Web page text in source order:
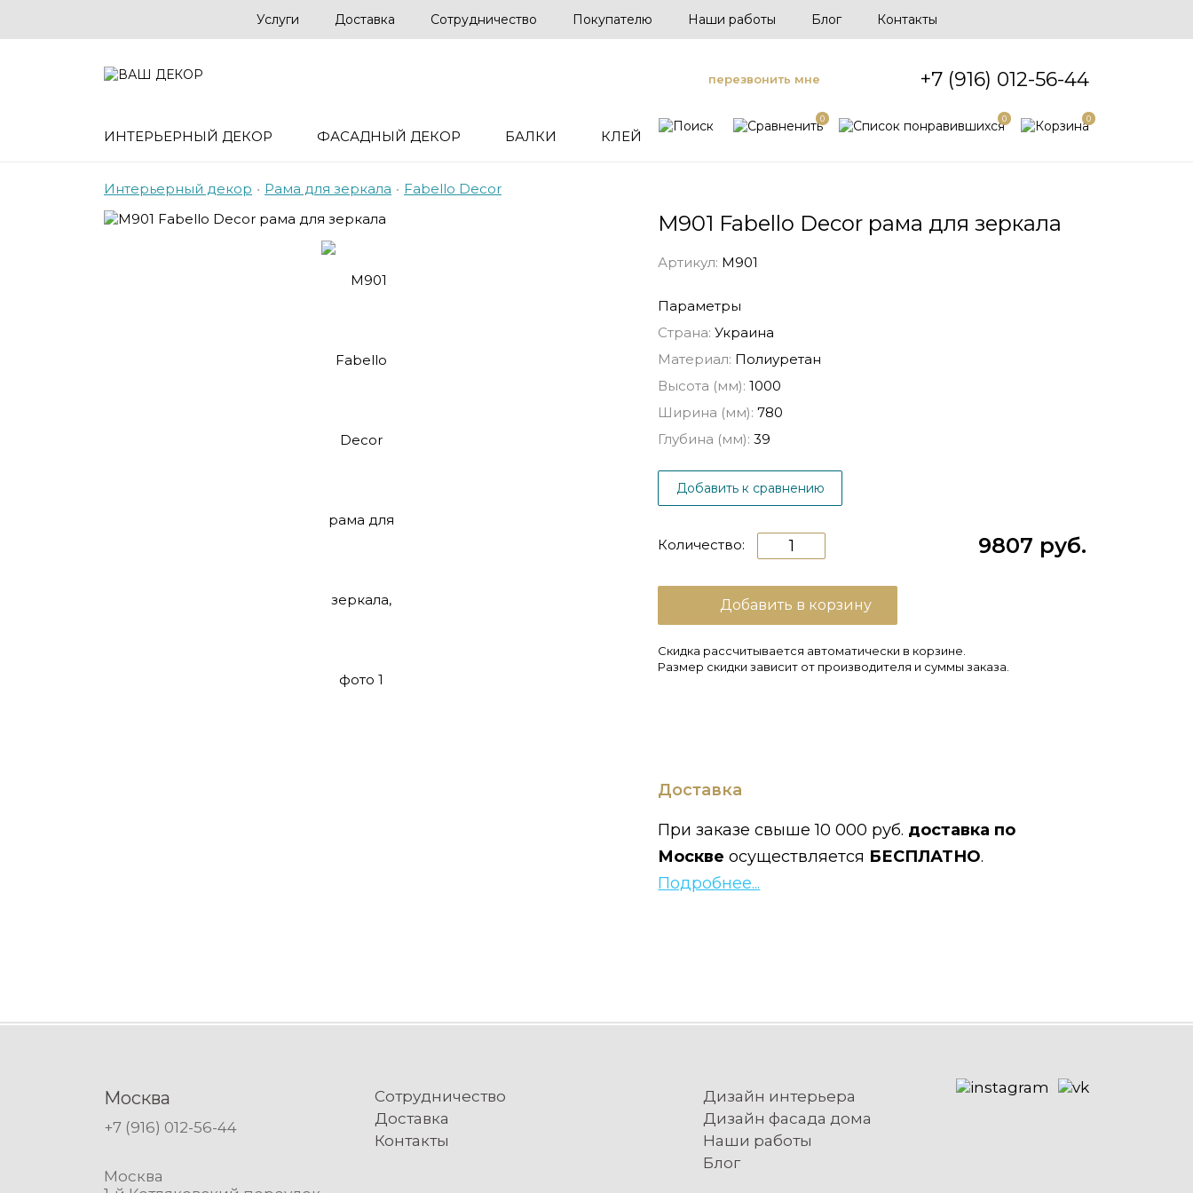
Услуги Доставка Сотрудничество Покупателю Наши работы Блог Контакты
перезвонить мне +7 (916) 012-56-44
ИНТЕРЬЕРНЫЙ ДЕКОР ФАСАДНЫЙ ДЕКОР БАЛКИ КЛЕЙ
0 0 0
Интерьерный декор • Рама для зеркала • Fabello Decor
M901 Fabello Decor рама для зеркала
Артикул: M901
Параметры
Страна: Украина
Материал: Полиуретан
Высота (мм): 1000
Ширина (мм): 780
Глубина (мм): 39
Добавить к сравнению
9807 руб.
Количество:
Добавить в корзину
Скидка рассчитывается автоматически в корзине.
Размер скидки зависит от производителя и суммы заказа.
Доставка
При заказе свыше 10 000 руб. доставка по
Москве осуществляется БЕСПЛАТНО.
Подробнее...
Москва
+7 (916) 012-56-44
Москва
Сотрудничество
Доставка
Контакты
Дизайн интерьера
Дизайн фасада дома
Наши работы
Блог